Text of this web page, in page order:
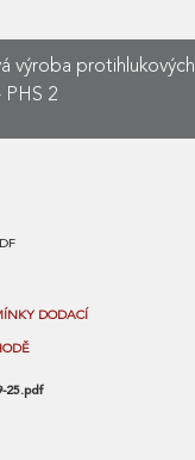
výroba
PHS 2
DODACÍ
25.pdf